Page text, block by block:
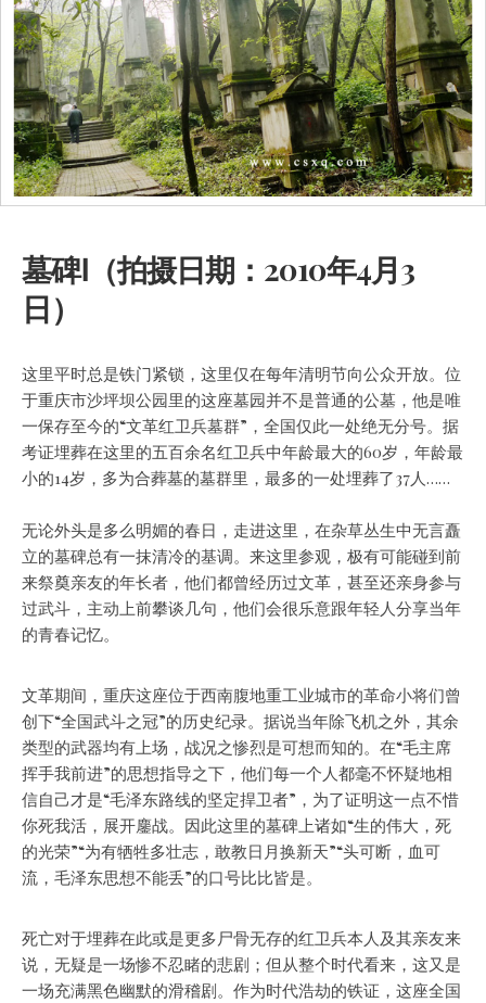
墓碑Ⅰ（拍摄日期：2010年4月3
日）
这里平时总是铁门紧锁，这里仅在每年清明节向公众开放。位
于重庆市沙坪坝公园里的这座墓园并不是普通的公墓，他是唯
一保存至今的“文革红卫兵墓群”，全国仅此一处绝无分号。据
考证埋葬在这里的五百余名红卫兵中年龄最大的60岁，年龄最
小的14岁，多为合葬墓的墓群里，最多的一处埋葬了37人……
无论外头是多么明媚的春日，走进这里，在杂草丛生中无言矗
立的墓碑总有一抹清冷的基调。来这里参观，极有可能碰到前
来祭奠亲友的年长者，他们都曾经历过文革，甚至还亲身参与
过武斗，主动上前攀谈几句，他们会很乐意跟年轻人分享当年
的青春记忆。
文革期间，重庆这座位于西南腹地重工业城市的革命小将们曾
创下“全国武斗之冠”的历史纪录。据说当年除飞机之外，其余
类型的武器均有上场，战况之惨烈是可想而知的。在“毛主席
挥手我前进”的思想指导之下，他们每一个人都毫不怀疑地相
信自己才是“毛泽东路线的坚定捍卫者”，为了证明这一点不惜
你死我活，展开鏖战。因此这里的墓碑上诸如“生的伟大，死
的光荣”“为有牺牲多壮志，敢教日月换新天”“头可断，血可
流，毛泽东思想不能丢”的口号比比皆是。
死亡对于埋葬在此或是更多尸骨无存的红卫兵本人及其亲友来
说，无疑是一场惨不忍睹的悲剧；但从整个时代看来，这又是
一场充满黑色幽默的滑稽剧。作为时代浩劫的铁证，这座全国